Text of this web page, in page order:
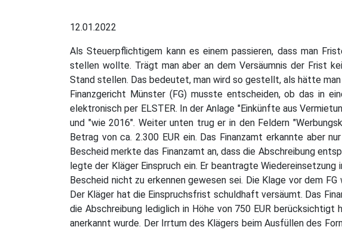
12.01.2022
Als Steuerpflichtigem kann es einem passieren, dass man
stellen wollte. Trägt man aber an dem Versäumnis der Frist
Stand stellen. Das bedeutet, man wird so gestellt, als hätte
Finanzgericht Münster (FG) musste entscheiden, ob das in
elektronisch per ELSTER. In der Anlage "Einkünfte aus
und "wie 2016". Weiter unten trug er in den Feldern
Betrag von ca. 2.300 EUR ein. Das Finanzamt erkannte aber
Bescheid merkte das Finanzamt an, dass die Abschreibung
legte der Kläger Einspruch ein. Er beantragte
Bescheid nicht zu erkennen gewesen sei. Die Klage vor dem
Der Kläger hat die Einspruchsfrist schuldhaft versäumt. Das
die Abschreibung lediglich in Höhe von 750 EUR
anerkannt wurde. Der Irrtum des Klägers beim Ausfüllen des